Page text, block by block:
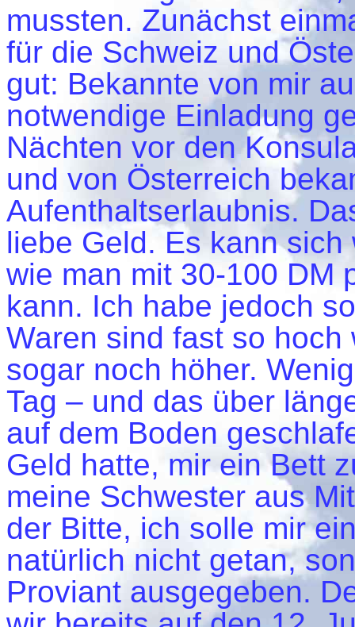
mussten. Zunächst
für die Schweiz und
gut: Bekannte von mir
notwendige Einladung
Nächten vor den
und von Österreich
Aufenthaltserlaubnis.
liebe Geld. Es kann
wie man mit 30-100 DM
kann. Ich habe jedoch
Waren sind fast so
sogar noch höher.
Tag – und das über
auf dem Boden
Geld hatte, mir ein Bett
meine Schwester aus
der Bitte, ich solle mir
natürlich nicht getan,
Proviant ausgegeben.